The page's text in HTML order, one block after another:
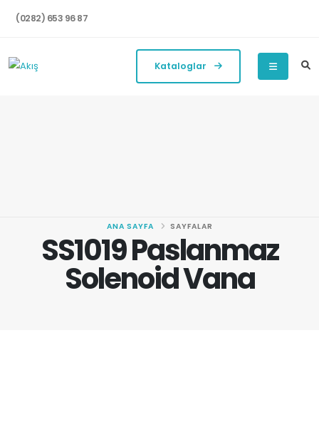
(0282) 653 96 87
Kataloglar
SS1019 Paslanmaz
Solenoid Vana
ANA SAYFA SAYFALAR